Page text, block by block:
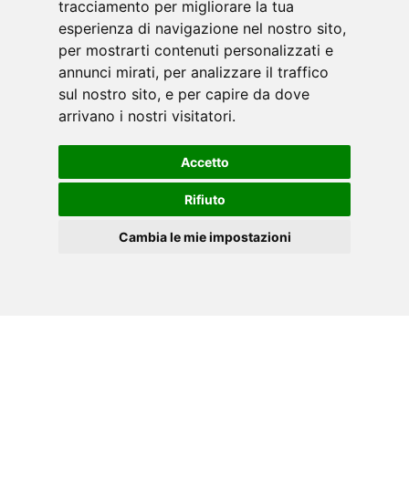
tracciamento per migliorare la tua
esperienza di navigazione nel nostro sito,
per mostrarti contenuti personalizzati e
annunci mirati, per analizzare il traffico
sul nostro sito, e per capire da dove
arrivano i nostri visitatori.
Accetto
Rifiuto
Cambia le mie impostazioni